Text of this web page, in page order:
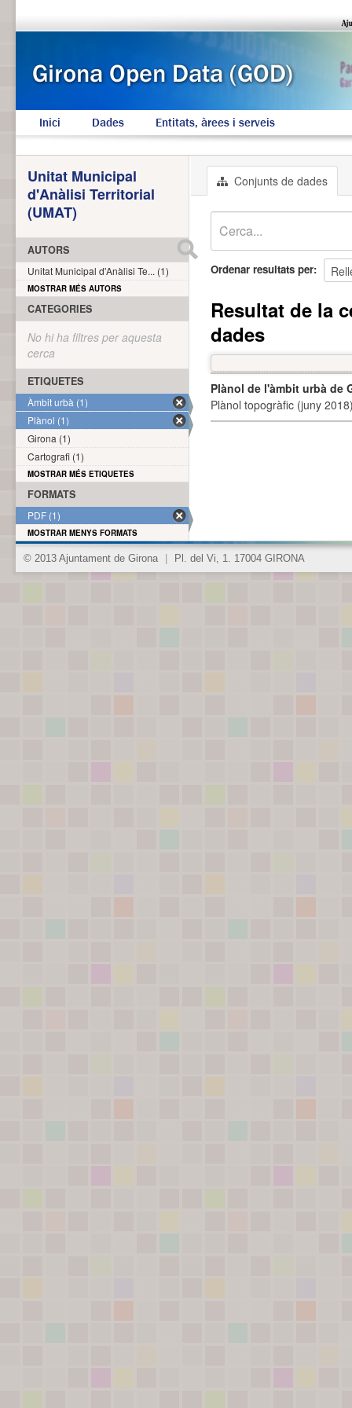
Inici Dades Entitats, àrees i serveis
Conjunts de dades
Ordenar resultats per
Resultat de la
dades
Plànol de l'àmbit urbà de
Plànol topogràfic (juny
Unitat Municipal
d'Anàlisi Territorial
(UMAT)
AUTORS
Unitat Municipal d'Anàlisi Te... (1)
MOSTRAR MÉS AUTORS
CATEGORIES
No hi ha filtres per aquesta
cerca
ETIQUETES
Àmbit urbà (1)
Plànol (1)
Girona (1)
Cartografi (1)
MOSTRAR MÉS ETIQUETES
FORMATS
PDF (1)
MOSTRAR MENYS FORMATS
© 2013 Ajuntament de Girona Pl. del Vi, 1. 17004 GIRONA